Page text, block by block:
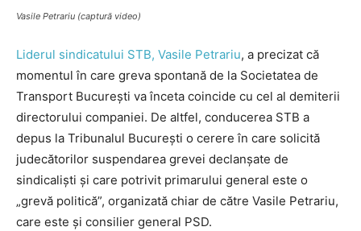
Vasile Petrariu (captură video)
Liderul sindicatului STB, Vasile Petrariu, a precizat că
momentul în care greva spontană de la Societatea de
Transport București va înceta coincide cu cel al demiterii
directorului companiei. De altfel, conducerea STB a
depus la Tribunalul București o cerere în care solicită
judecătorilor suspendarea grevei declanșate de
sindicaliști și care potrivit primarului general este o
„grevă politică”, organizată chiar de către Vasile Petrariu,
care este și consilier general PSD.